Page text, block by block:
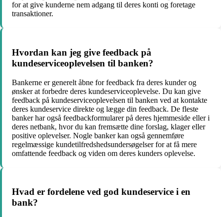
for at give kunderne nem adgang til deres konti og foretage
transaktioner.
Hvordan kan jeg give feedback på
kundeserviceoplevelsen til banken?
Bankerne er generelt åbne for feedback fra deres kunder og
ønsker at forbedre deres kundeserviceoplevelse. Du kan give
feedback på kundeserviceoplevelsen til banken ved at kontakte
deres kundeservice direkte og lægge din feedback. De fleste
banker har også feedbackformularer på deres hjemmeside eller i
deres netbank, hvor du kan fremsætte dine forslag, klager eller
positive oplevelser. Nogle banker kan også gennemføre
regelmæssige kundetilfredshedsundersøgelser for at få mere
omfattende feedback og viden om deres kunders oplevelse.
Hvad er fordelene ved god kundeservice i en
bank?